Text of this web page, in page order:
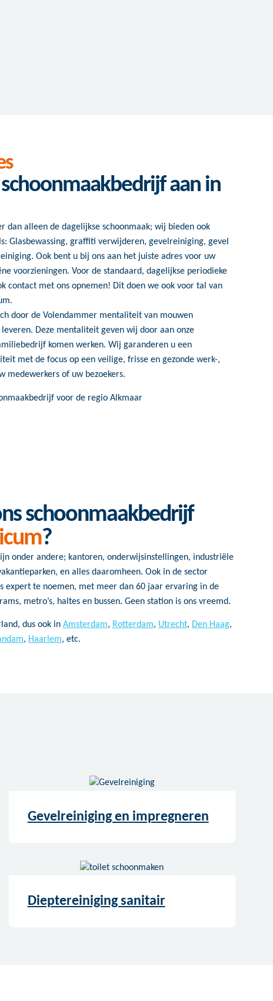
aan in
dan alleen de dagelijkse schoonmaak; wij bieden ook
Glasbewassing, graffiti verwijderen, gevelreiniging, gevel
Ook bent u bij ons aan het juiste adres voor uw
voorzieningen. Voor de standaard, dagelijkse periodieke
contact met ons opnemen! Dit doen we ook voor tal van
door de Volendammer mentaliteit van mouwen
Deze mentaliteit geven wij door aan onze
komen werken. Wij garanderen u een
met de focus op een veilige, frisse en gezonde werk-,
medewerkers of uw bezoekers.
schoonmaakbedrijf
?
onder andere; kantoren, onderwijsinstellingen, industriële
en alles daaromheen. Ook in de sector
expert te noemen, met meer dan 60 jaar ervaring in de
metro’s, haltes en bussen. Geen station is ons vreemd.
dus ook in Amsterdam, Rotterdam, Utrecht, Den Haag,
, Haarlem, etc.
Gevelreiniging en impregneren
Dieptereiniging sanitair